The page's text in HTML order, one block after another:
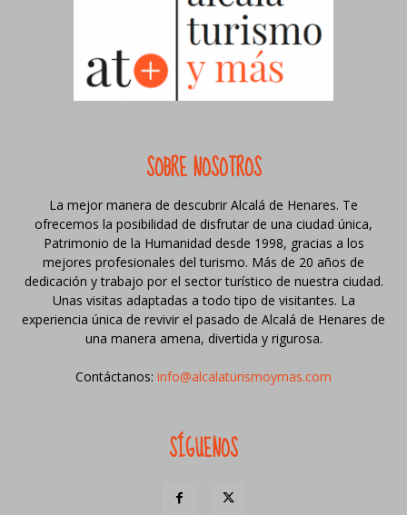
SOBRE NOSOTROS
La mejor manera de descubrir Alcalá de Henares. Te
ofrecemos la posibilidad de disfrutar de una ciudad única,
Patrimonio de la Humanidad desde 1998, gracias a los
mejores profesionales del turismo. Más de 20 años de
dedicación y trabajo por el sector turístico de nuestra ciudad.
Unas visitas adaptadas a todo tipo de visitantes. La
experiencia única de revivir el pasado de Alcalá de Henares de
una manera amena, divertida y rigurosa.
Contáctanos: info@alcalaturismoymas.com
SÍGUENOS